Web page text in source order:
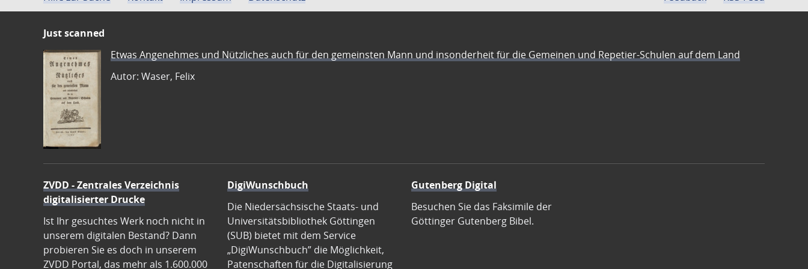
Just scanned
Etwas Angenehmes und Nützliches auch für den gemeinsten Mann und insonderheit für die Gemeinen und Repetier-Schulen auf dem Land
Autor: Waser, Felix
ZVDD - Zentrales Verzeichnis
digitalisierter Drucke
Ist Ihr gesuchtes Werk noch nicht in
unserem digitalen Bestand? Dann
probieren Sie es doch in unserem
ZVDD Portal, das mehr als 1.600.000
DigiWunschbuch
Die Niedersächsische Staats- und
Universitätsbibliothek Göttingen
(SUB) bietet mit dem Service
„DigiWunschbuch” die Möglichkeit,
Patenschaften für die Digitalisierung
Gutenberg Digital
Besuchen Sie das Faksimile der
Göttinger Gutenberg Bibel.